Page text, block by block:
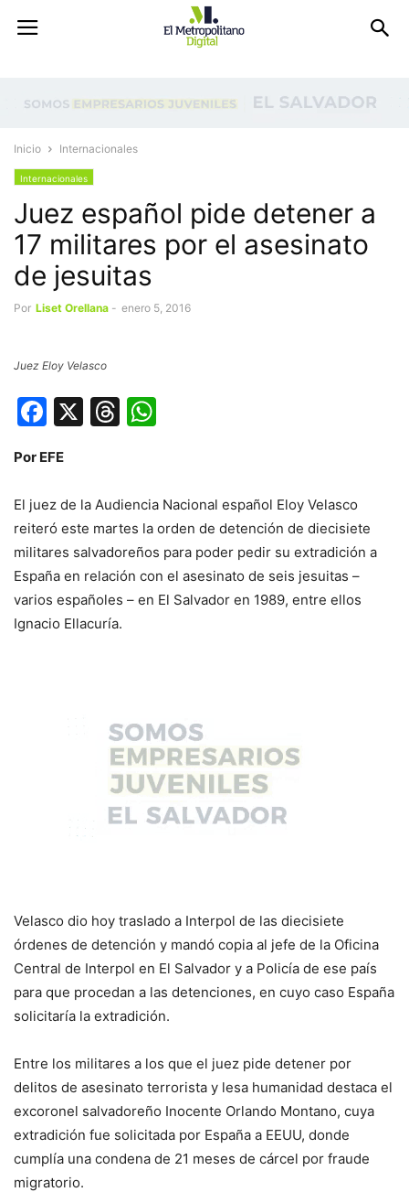
Inicio Internacionales
Internacionales
Juez español pide detener a
17 militares por el asesinato
de jesuitas
Por Liset Orellana - enero 5, 2016
Juez Eloy Velasco
Facebook
X Threads
Por EFE
El juez de la Audiencia Nacional español Eloy Velasco
reiteró este martes la orden de detención de diecisiete
militares salvadoreños para poder pedir su extradición a
España en relación con el asesinato de seis jesuitas –
varios españoles – en El Salvador en 1989, entre ellos
Ignacio Ellacuría.
Velasco dio hoy traslado a Interpol de las diecisiete
órdenes de detención y mandó copia al jefe de la Oficina
Central de Interpol en El Salvador y a Policía de ese país
para que procedan a las detenciones, en cuyo caso España
solicitaría la extradición.
Entre los militares a los que el juez pide detener por
delitos de asesinato terrorista y lesa humanidad destaca el
excoronel salvadoreño Inocente Orlando Montano, cuya
extradición fue solicitada por España a EEUU, donde
cumplía una condena de 21 meses de cárcel por fraude
migratorio.